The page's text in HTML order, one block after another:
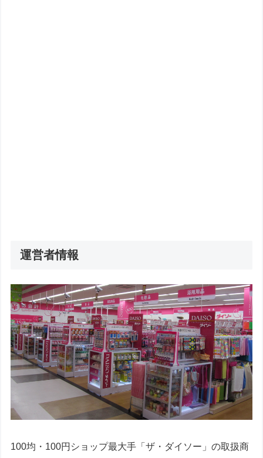
運営者情報
100均・100円ショップ最大手「ザ・ダイソー」の取扱商